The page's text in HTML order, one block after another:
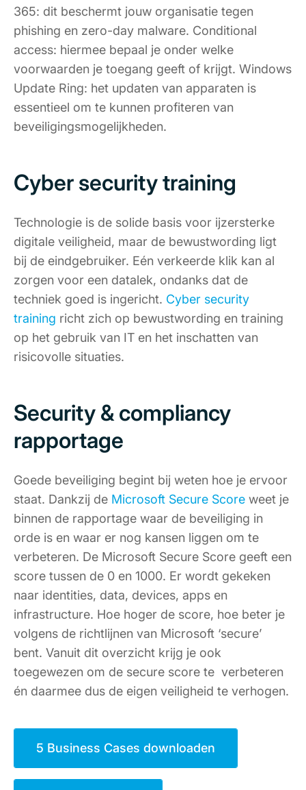
365: dit beschermt jouw organisatie tegen
phishing en zero-day malware. Conditional
access: hiermee bepaal je onder welke
voorwaarden je toegang geeft of krijgt. Windows
Update Ring: het updaten van apparaten is
essentieel om te kunnen profiteren van
beveiligingsmogelijkheden.
Cyber security training
Technologie is de solide basis voor ijzersterke
digitale veiligheid, maar de bewustwording ligt
bij de eindgebruiker. Eén verkeerde klik kan al
zorgen voor een datalek, ondanks dat de
techniek goed is ingericht. Cyber security
training richt zich op bewustwording en training
op het gebruik van IT en het inschatten van
risicovolle situaties.
Security & compliancy
rapportage
Goede beveiliging begint bij weten hoe je ervoor
staat. Dankzij de Microsoft Secure Score weet je
binnen de rapportage waar de beveiliging in
orde is en waar er nog kansen liggen om te
verbeteren. De Microsoft Secure Score geeft een
score tussen de 0 en 1000. Er wordt gekeken
naar identities, data, devices, apps en
infrastructure. Hoe hoger de score, hoe beter je
volgens de richtlijnen van Microsoft ‘secure’
bent. Vanuit dit overzicht krijg je ook
toegewezen om de secure score te verbeteren
én daarmee dus de eigen veiligheid te verhogen.
5 Business Cases downloaden